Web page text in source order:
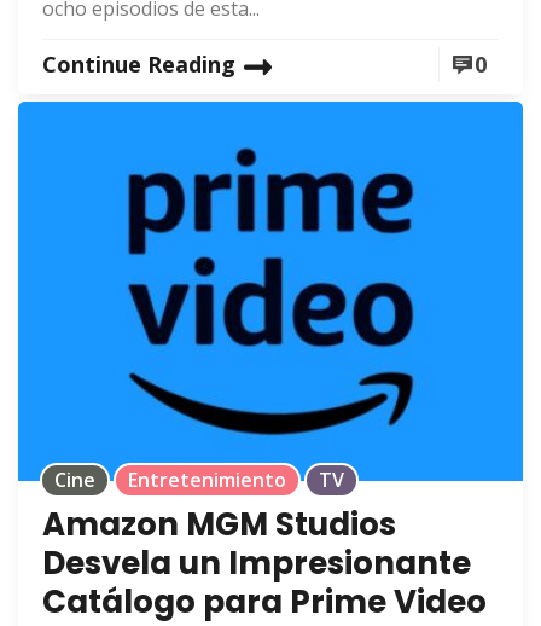
ocho episodios de esta...
Continue Reading 0
Cine Entretenimiento TV
Amazon MGM Studios
Desvela un Impresionante
Catálogo para Prime Video